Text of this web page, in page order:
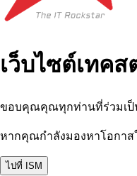
เว็บไซต์เทค
ขอบคุณคุณทุกท่านที่ร่วมเป็
หากคุณกำลังมองหาโอกาส
ไปที่ ISM